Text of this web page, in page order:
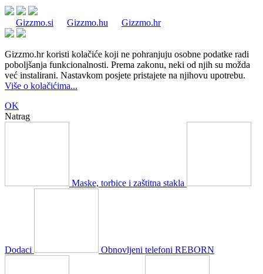
Gizzmo.si Gizzmo.hu Gizzmo.hr
Gizzmo.hr koristi kolačiće koji ne pohranjuju osobne podatke radi
poboljšanja funkcionalnosti. Prema zakonu, neki od njih su možda
već instalirani. Nastavkom posjete pristajete na njihovu upotrebu.
Više o kolačićima...
OK
Natrag
Maske, torbice i zaštitna stakla
Dodaci Obnovljeni telefoni REBORN